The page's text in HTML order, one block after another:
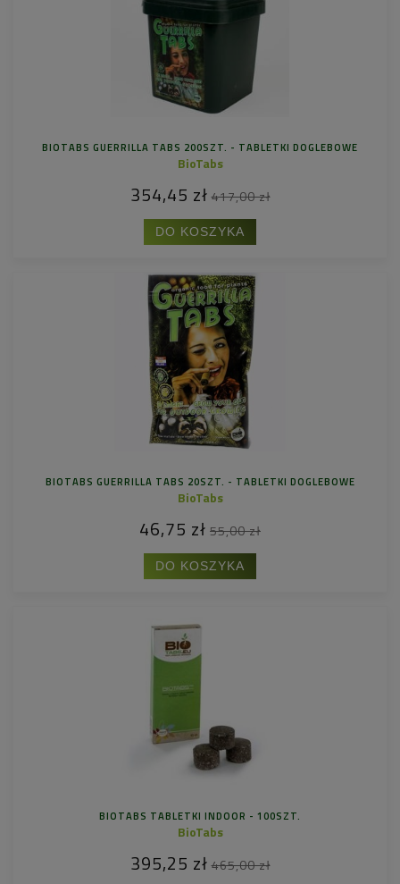
BIOTABS GUERRILLA TABS 200SZT. - TABLETKI DOGLEBOWE
BioTabs
354,45 zł 417,00 zł
DO KOSZYKA
BIOTABS GUERRILLA TABS 20SZT. - TABLETKI DOGLEBOWE
BioTabs
46,75 zł 55,00 zł
DO KOSZYKA
BIOTABS TABLETKI INDOOR - 100SZT.
BioTabs
395,25 zł 465,00 zł